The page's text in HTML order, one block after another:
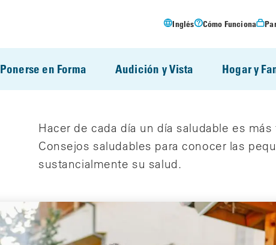
Inglés Cómo Funciona
Ponerse en Forma Audición y Vista Hogar y
Hacer de cada día un día saludable es
Consejos saludables para conocer las
sustancialmente su salud.